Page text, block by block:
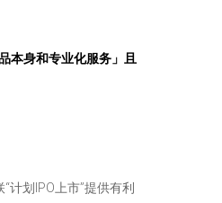
本身和专业化服务」且
划IPO上市”提供有利